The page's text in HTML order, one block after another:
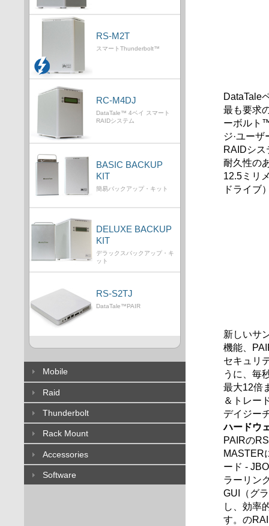
RS-M2T
スマートThunderbolt™
RC-M4DJ
DataTale™ 4ベイ スマート
RAIDシステム
BASIC BACKUP
KIT
簡易バックアップ・キット
DELUXE BACKUP
KIT
デラックスバックアップ・キ
ット
RS-S2TJ
DataTale™PAIR
Mobile
Raid
Thunderbolt
Rack Mount
Accessories
Software
DataTale
最も要求
ーボルト
ジ·ユー
RAIDシス
耐久性の
12.5ミリ
ドライブ
新しいサ
機能、
セキュリ
うに、毎
最大12倍
＆トレー
デイジー
ハードウ
PAIRの
MASTER
ード -
ラーリン
GUI（グ
し、効率
す。の